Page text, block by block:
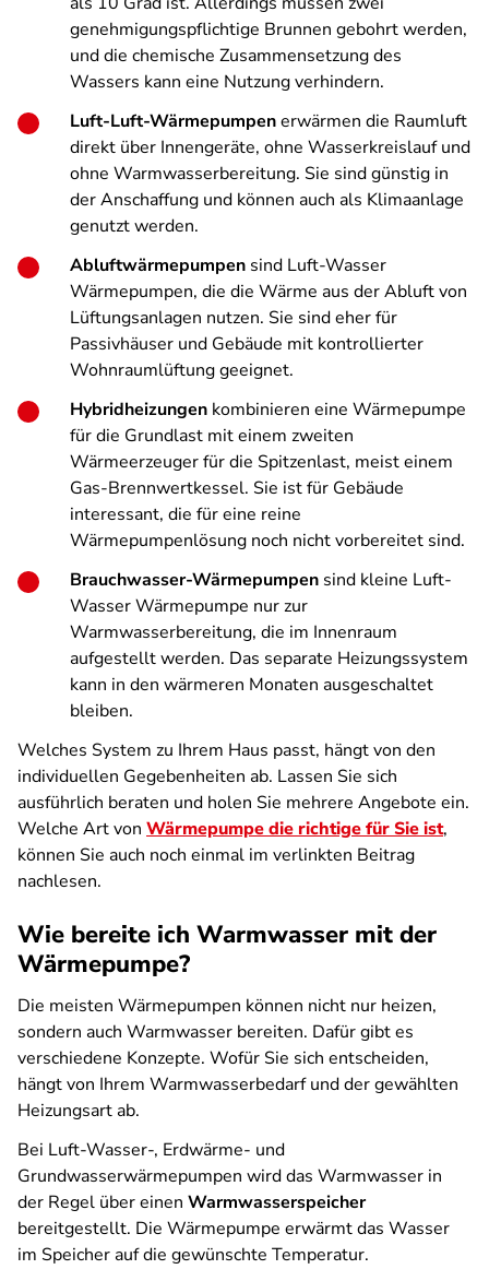
genehmigungspflichtige Brunnen gebohrt werden,
und die chemische Zusammensetzung des
Wassers kann eine Nutzung verhindern.
Luft-Luft-Wärmepumpenerwärmen die Raumluft
direkt über Innengeräte, ohne Wasserkreislauf und
ohne Warmwasserbereitung. Sie sind günstig in
der Anschaffung und können auch als Klimaanlage
genutzt werden.
Abluftwärmepumpen sind Luft-Wasser
Wärmepumpen, die die Wärme aus der Abluft von
Lüftungsanlagen nutzen. Sie sind eher für
Passivhäuser und Gebäude mit kontrollierter
Wohnraumlüftung geeignet.
Hybridheizungen kombinieren eine Wärmepumpe
für die Grundlast mit einem zweiten
Wärmeerzeuger für die Spitzenlast, meist einem
Gas-Brennwertkessel. Sie ist für Gebäude
interessant, die für eine reine
Wärmepumpenlösung noch nicht vorbereitet sind.
Brauchwasser-Wärmepumpen sind kleine Luft-
Wasser Wärmepumpe nur zur
Warmwasserbereitung, die im Innenraum
aufgestellt werden. Das separate Heizungssystem
kann in den wärmeren Monaten ausgeschaltet
bleiben.
Welches System zu Ihrem Haus passt, hängt von den
individuellen Gegebenheiten ab. Lassen Sie sich
ausführlich beraten und holen Sie mehrere Angebote ein.
Welche Art von Wärmepumpe die richtige für Sie ist,
können Sie auch noch einmal im verlinkten Beitrag
nachlesen.
Wie bereite ich Warmwasser mit der
Wärmepumpe?
Die meisten Wärmepumpen können nicht nur heizen,
sondern auch Warmwasser bereiten. Dafür gibt es
verschiedene Konzepte. Wofür Sie sich entscheiden,
hängt von Ihrem Warmwasserbedarf und der gewählten
Heizungsart ab.
Bei Luft-Wasser-, Erdwärme- und
Grundwasserwärmepumpen wird das Warmwasser in
der Regel über einen Warmwasserspeicher
bereitgestellt. Die Wärmepumpe erwärmt das Wasser
im Speicher auf die gewünschte Temperatur.